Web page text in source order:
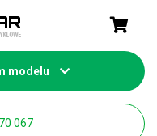
modelu
067